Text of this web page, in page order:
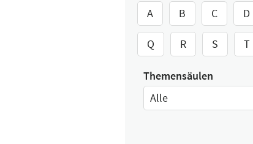
A
B C D
Q R S T
Themensäulen
Alle